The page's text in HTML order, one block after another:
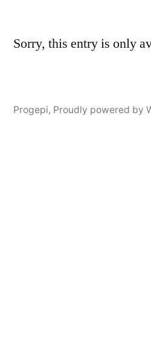
Sorry, this entry is only
Progepi, Proudly powered by